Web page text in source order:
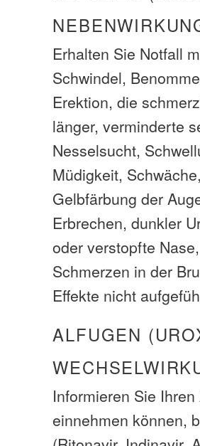
Erhalten Sie Notfall
Schwindel,
Erektion, die
länger, verminderte
Nesselsucht,
Müdigkeit,
Gelbfärbung der
Erbrechen, dunkler
oder verstopfte
Schmerzen in der
Effekte nicht
ALFUGEN
Informieren Sie
einnehmen können,